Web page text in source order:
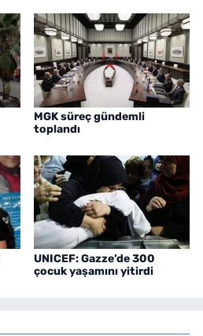
MGK süreç gündemli
toplandı
UNICEF: Gazze’de 300
çocuk yaşamını yitirdi